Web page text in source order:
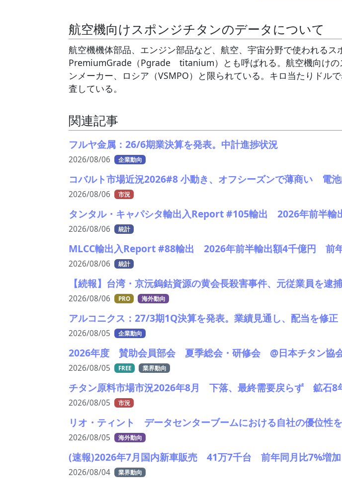
航空機向けスポンジチタンのデータについて
航空機機体部品、エンジン部品など、航空、宇宙分野で使われるス
PremiumGrade（Pgrade titanium）とも呼ばれる。航空機向けの
ンメーカー、ロシア（VSMPO）と限られている。キロ当たりドル
査している。
関連記事
フルヤ金属：26/6期業決算を発表。中計進捗状況
2026/08/06 企業動向
コバルト市場近況2026#8 小動き、オフシーズンで薄商い 電
2026/08/06 市況
タンタル・キャパシタ輸出入Report #105輸出 2026年前半
2026/08/06 統計
MLCC輸出入Report #88輸出 2026年前半輸出額4千億円 前
2026/08/06 統計
【続報】台湾・京沅鎢鈷資源の黄会長殺害事件、元従業員を逮
2026/08/06 PRO 海外動向
アルコニクス：27/3期1Q決算を発表。業績見通し、配当を修正
2026/08/05 企業動向
2026年度 賛助会員部会 夏季総会・研修会 @日本チタン協
2026/08/05 FREE 業界動向
チタン原料市場市況2026年8月 下落、最終需要戻らず 鉱石8
2026/08/05 市況
リオ・ティント データセンターブームにおける自社の優位性
2026/08/05 海外動向
(速報)2026年7月国内新車販売 41万7千台 前年同月比7%増
2026/08/04 業界動向